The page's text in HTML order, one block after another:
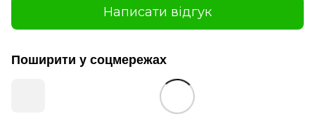
Написати відгук
Поширити у соцмережах